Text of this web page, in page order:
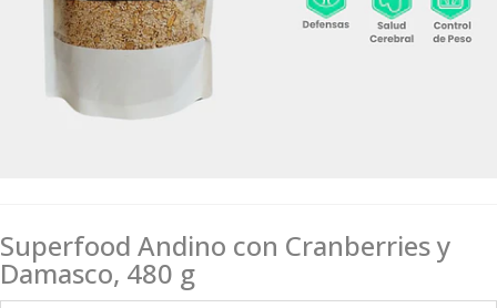
Superfood Andino con Cranberries y
Damasco, 480 g